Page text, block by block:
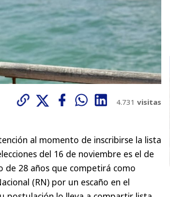
4.731 visitas
al momento de inscribirse la lista
del 16 de noviembre es el de
de 28 años que competirá como
(RN) por un escaño en el